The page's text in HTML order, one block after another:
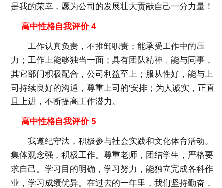
是我的荣幸，愿为公司的发展壮大贡献自己一分力量！
高中性格自我评价 4
工作认真负责，不推卸职责；能承受工作中的压
力；工作上能够独当一面；具有团队精神，能与同事，
其它部门积极配合，公司利益至上；服从性好，能与上
司持续良好的沟通，尊重上司的'安排；为人诚实，正直
且上进，不断提高工作潜力。
高中性格自我评价 5
我遵纪守法，积极参与社会实践和文化体育活动。
集体观念强，积极工作。尊重老师，团结学生，严格要
求自己。学习目的明确，学习努力，能独立完成各科作
业，学习成绩优异。在过去的一年里，我们坚持勤奋，